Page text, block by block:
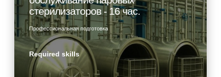
стерилизаторов - 16 час.
Профессиональная подготовка
Required skills